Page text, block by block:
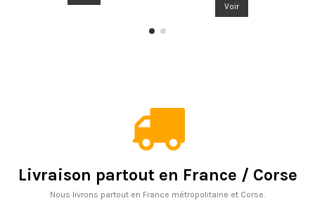
Voir
Livraison partout en France / Corse
Nous livrons partout en France métropolitaine et Corse.